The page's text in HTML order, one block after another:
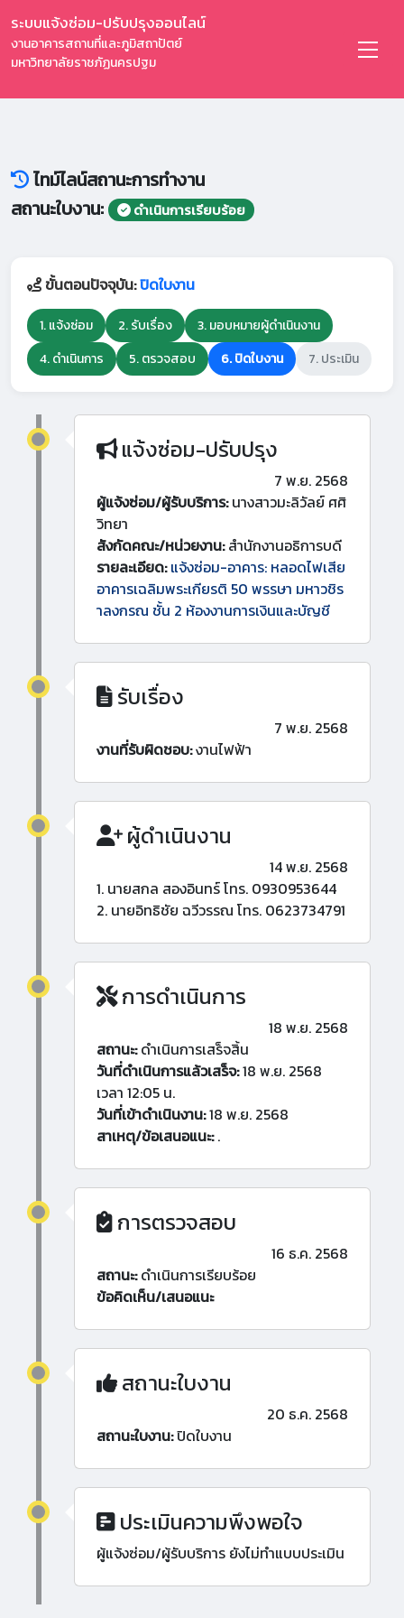
ระบบแจ้งซ่อม-ปรับปรุงออนไลน์
งานอาคารสถานที่และภูมิสถาปัตย์
มหาวิทยาลัยราชภัฏนครปฐม
ไทม์ไลน์สถานะการทำงาน
สถานะใบงาน:
ดำเนินการเรียบร้อย
ขั้นตอนปัจจุบัน:ปิดใบงาน
1. แจ้งซ่อม 2. รับเรื่อง
3. มอบหมายผู้ดำเนินงาน
4. ดำเนินการ
5. ตรวจสอบ 6. ปิดใบงาน 7. ประเมิน
แจ้งซ่อม-ปรับปรุง
7 พ.ย. 2568
ผู้แจ้งซ่อม/ผู้รับบริการ:นางสาวมะลิวัลย์ ศศิ
วิทยา
สังกัดคณะ/หน่วยงาน:สำนักงานอธิการบดี
รายละเอียด: แจ้งซ่อม-อาคาร: หลอดไฟเสีย
อาคารเฉลิมพระเกียรติ 50 พรรษา มหาวชิร
าลงกรณ ชั้น 2 ห้องงานการเงินและบัญชี
รับเรื่อง
7 พ.ย. 2568
งานที่รับผิดชอบ:งานไฟฟ้า
ผู้ดำเนินงาน
14 พ.ย. 2568
1. นายสกล สองอินทร์ โทร. 0930953644
2. นายอิทธิชัย ฉวีวรรณ โทร. 0623734791
การดำเนินการ
18 พ.ย. 2568
สถานะ:ดำเนินการเสร็จสิ้น
วันที่ดำเนินการแล้วเสร็จ:18 พ.ย. 2568
เวลา 12:05 น.
วันที่เข้าดำเนินงาน:18 พ.ย. 2568
สาเหตุ/ข้อเสนอแนะ:.
การตรวจสอบ
16 ธ.ค. 2568
สถานะ:ดำเนินการเรียบร้อย
ข้อคิดเห็น/เสนอแนะ
สถานะใบงาน
20 ธ.ค. 2568
สถานะใบงาน:ปิดใบงาน
ประเมินความพึงพอใจ
ผู้แจ้งซ่อม/ผู้รับบริการ ยังไม่ทำแบบประเมิน